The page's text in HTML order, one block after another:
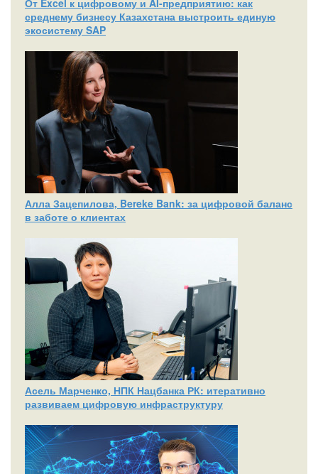
От Excel к цифровому и AI‑предприятию: как
среднему бизнесу Казахстана выстроить единую
экосистему SAP
Алла Зацепилова, Bereke Bank: за цифровой баланс
в заботе о клиентах
Асель Марченко, НПК Нацбанка РК: итеративно
развиваем цифровую инфраструктуру